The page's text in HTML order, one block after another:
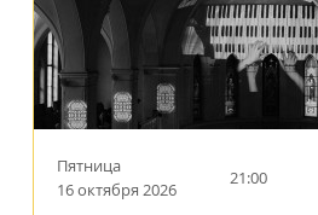
Пятница
16 октября 2026
21:00